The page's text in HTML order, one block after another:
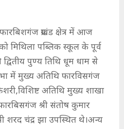
फारबिशगंज प्रखंड क्षेत्र में आज
मिथिला पब्लिक स्कूल के पूर्व
पुण्य तिथि धूम धाम से
में मुख्य अतिथि फारविसगंज
अतिथि मुख्य शाखा
श्री संतोष कुमार
शरद चंद्र झा उपस्थित थे।अन्य